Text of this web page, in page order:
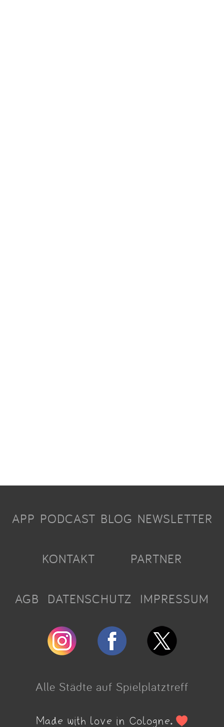
APP PODCAST BLOG NEWSLETTER
KONTAKT PARTNER
AGB DATENSCHUTZ IMPRESSUM
Alle Städte auf Spielplatztreff
Made with love in Cologne.